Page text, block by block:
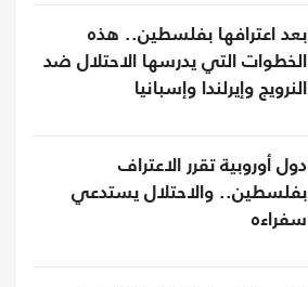
بعد اعترافها بفلسطين.. هذه
الخطوات التي يدرسها الاحتلال ضد
النرويج وإيرلندا وإسبانيا
دول أوروبية تقرر الاعتراف
بفلسطين.. والاحتلال يستدعي
سفراءه